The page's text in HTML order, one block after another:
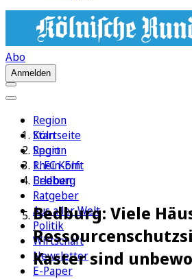
Abo
Anmelden
Region
Köln
Sport
1. FC Köln
Erleben
Ratgeber
Aus aller Welt
Politik
Wirtschaft
Newsletter
E-Paper
Startseite
Region
Rhein-Erft
Bedburg
Bedburg: Viele
Kaster sind